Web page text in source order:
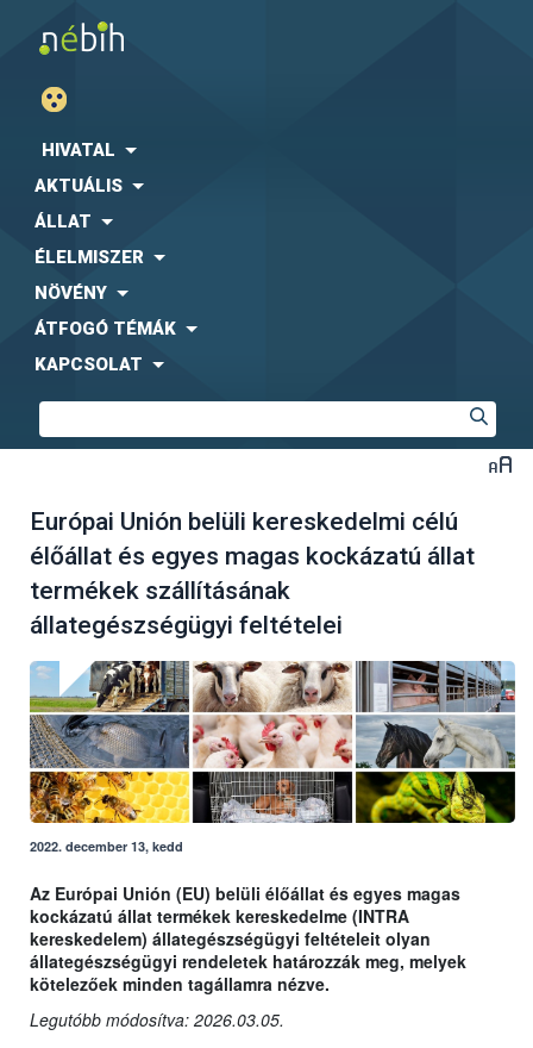
HIVATAL
AKTUÁLIS
ÁLLAT
ÉLELMISZER
NÖVÉNY
ÁTFOGÓ TÉMÁK
KAPCSOLAT
Európai Unión belüli kereskedelmi célú
élőállat és egyes magas kockázatú állat
termékek szállításának
állategészségügyi feltételei
2022. december 13, kedd
Az Európai Unión (EU) belüli élőállat és egyes magas
kockázatú állat termékek kereskedelme (INTRA
kereskedelem) állategészségügyi feltételeit olyan
állategészségügyi rendeletek határozzák meg, melyek
kötelezőek minden tagállamra nézve.
Legutóbb módosítva: 2026.03.05.